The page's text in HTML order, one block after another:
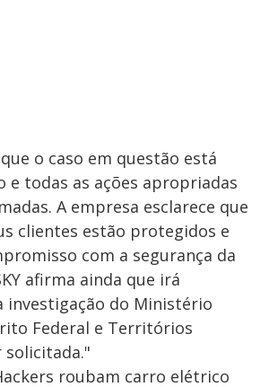
o caso em questão está
e todas as ações apropriadas
A empresa esclarece que
clientes estão protegidos e
com a segurança da
afirma ainda que irá
investigação do Ministério
Federal e Territórios
roubam carro elétrico